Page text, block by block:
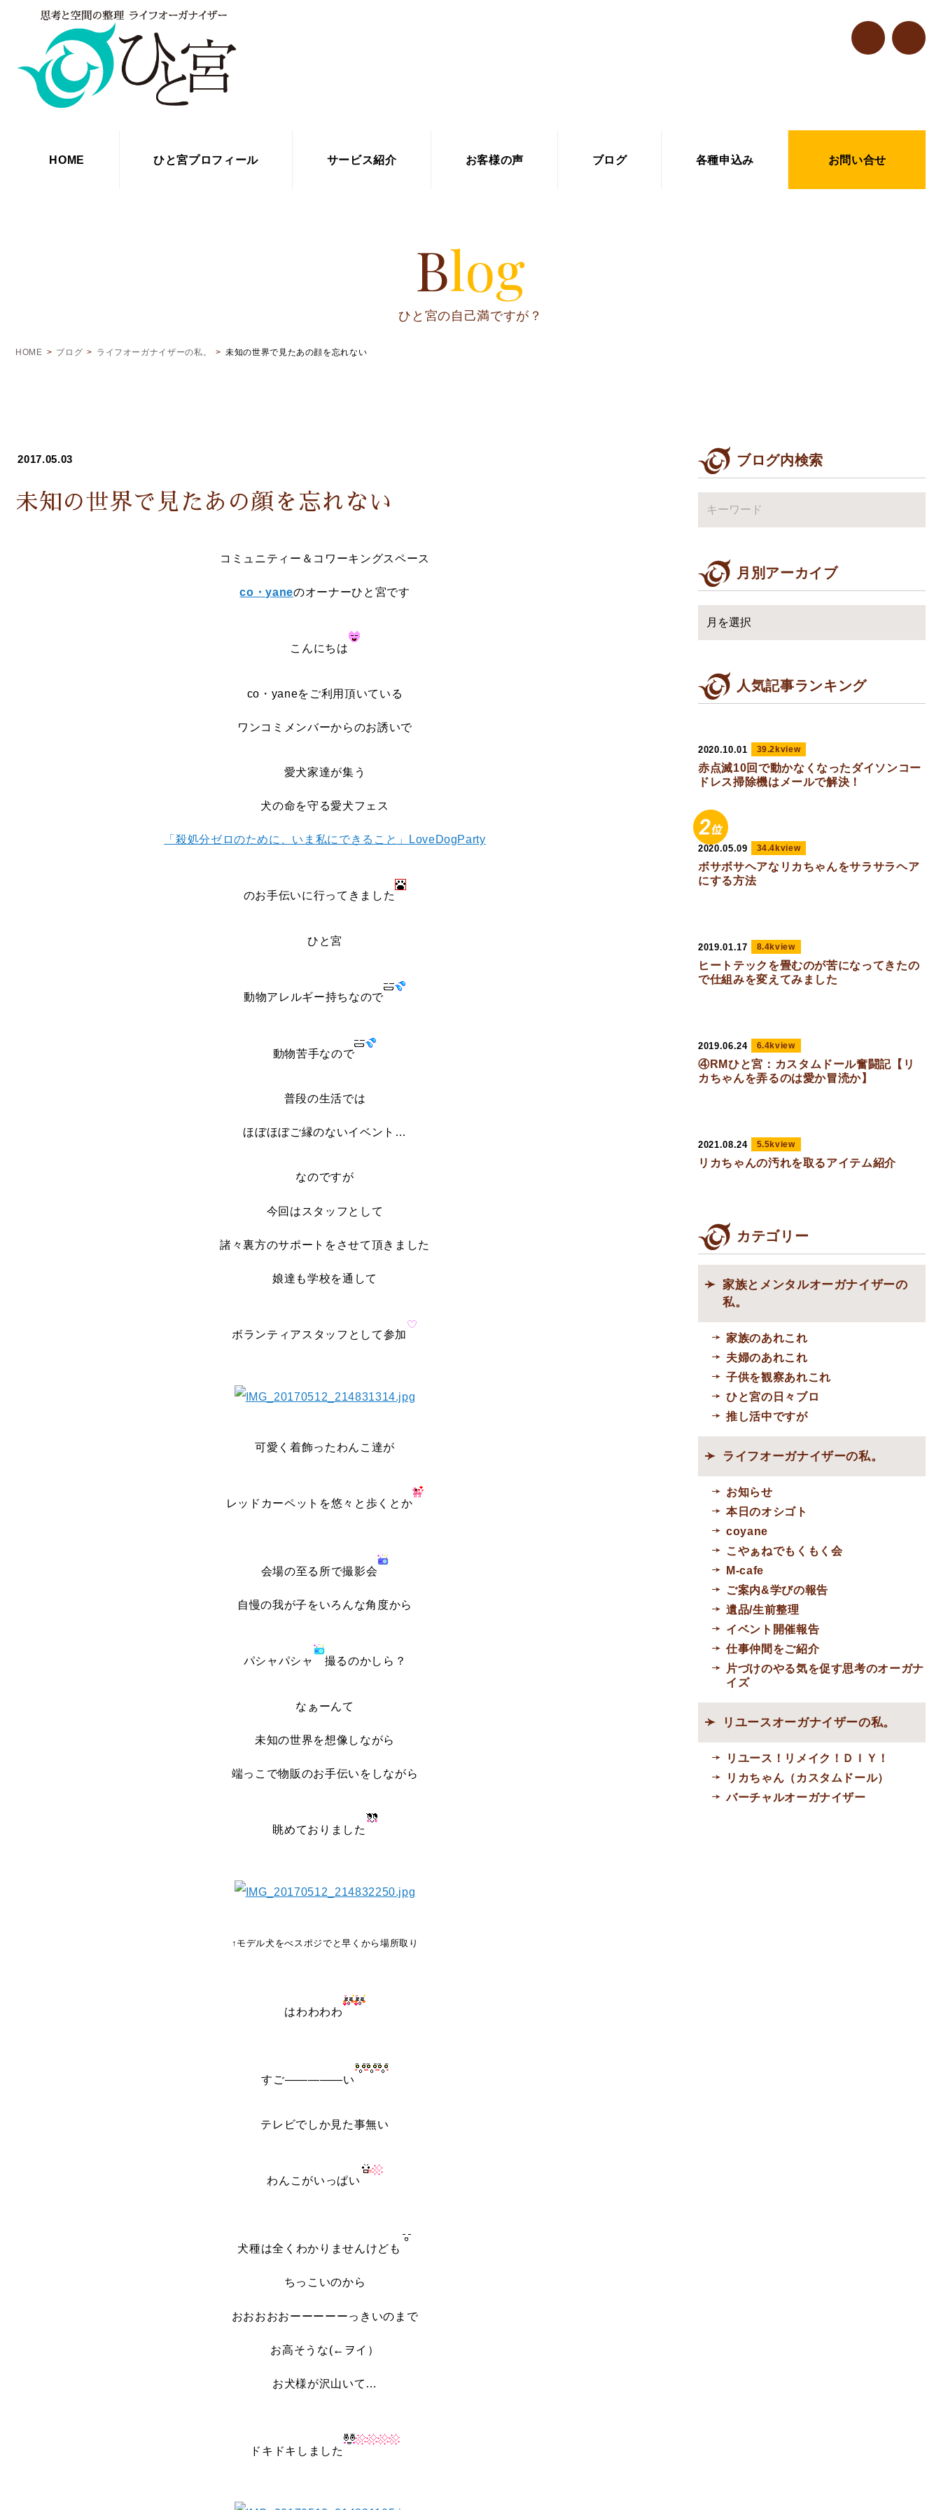
HOME ひと宮プロフィール サービス紹介 お客様の声 ブログ 各種申込み お問い合せ
Blog
ひと宮の自己満ですが？
HOME ブログ ライフオーガナイザーの私。 未知の世界で見たあの顔を忘れない
2017.05.03
未知の世界で見たあの顔を忘れない
コミュニティー＆コワーキングスペース
co・yaneのオーナーひと宮です
こんにちは
co・yaneをご利用頂いている
ワンコミメンバーからのお誘いで
愛犬家達が集う
犬の命を守る愛犬フェス
「殺処分ゼロのために、いま私にできること」LoveDogParty
のお手伝いに行ってきました
ひと宮
動物アレルギー持ちなので
動物苦手なので
普段の生活では
ほぼほぼご縁のないイベント…
なのですが
今回はスタッフとして
諸々裏方のサポートをさせて頂きました
娘達も学校を通して
ボランティアスタッフとして参加
可愛く着飾ったわんこ達が
レッドカーペットを悠々と歩くとか
会場の至る所で撮影会
自慢の我が子をいろんな角度から
パシャパシャ 撮るのかしら？
なぁーんて
未知の世界を想像しながら
端っこで物販のお手伝いをしながら
眺めておりました
↑モデル犬をべスポジでと早くから場所取り
はわわわわ
すご―――――い
テレビでしか見た事無い
わんこがいっぱい
犬種は全くわかりませんけども
ちっこいのから
おおおおおーーーーーっきいのまで
お高そうな(←ヲイ）
お犬様が沢山いて…
ドキドキしました
ブログ内検索
月別アーカイブ
人気記事ランキング
2020.10.01 39.2kview
赤点滅10回で動かなくなったダイソンコー
ドレス掃除機はメールで解決！
2020.05.09 34.4kview
ボサボサヘアなリカちゃんをサラサラヘア
にする方法
2019.01.17 8.4kview
ヒートテックを畳むのが苦になってきたの
で仕組みを変えてみました
2019.06.24 6.4kview
④RMひと宮：カスタムドール奮闘記【リ
カちゃんを弄るのは愛か冒涜か】
2021.08.24 5.5kview
リカちゃんの汚れを取るアイテム紹介
カテゴリー
家族とメンタルオーガナイザーの
私。
家族のあれこれ
夫婦のあれこれ
子供を観察あれこれ
ひと宮の日々ブロ
推し活中ですが
ライフオーガナイザーの私。
お知らせ
本日のオシゴト
coyane
こやぁねでもくもく会
M-cafe
ご案内&学びの報告
遺品/生前整理
イベント開催報告
仕事仲間をご紹介
片づけのやる気を促す思考のオーガナ
イズ
リユースオーガナイザーの私。
リユース！リメイク！ＤＩＹ！
リカちゃん（カスタムドール）
バーチャルオーガナイザー